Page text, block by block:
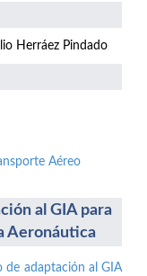
Herráez Pindado
Aéreo
al GIA para
Aeronáutica
de adaptación al GIA